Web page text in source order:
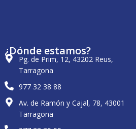
¿Dónde estamos?
Pg. de Prim, 12, 43202 Reus,
Tarragona
977 32 38 88
Av. de Ramón y Cajal, 78, 43001
Tarragona